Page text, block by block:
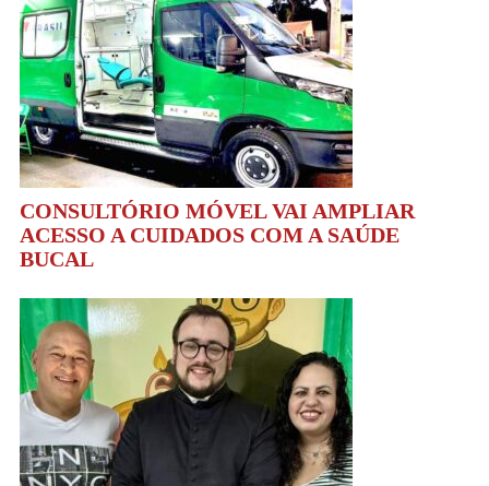
CONSULTÓRIO MÓVEL VAI AMPLIAR
ACESSO A CUIDADOS COM A SAÚDE
BUCAL